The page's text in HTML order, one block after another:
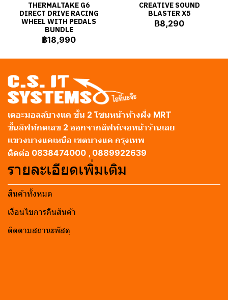
THERMALTAKE G6
DIRECT DRIVE RACING
WHEEL WITH PEDALS
BUNDLE
฿18,990
CREATIVE SOUND
BLASTER X5
฿8,290
เดอะมอลล์บางแค ชั้น 2 โซนหน้าห้างฝั่ง MRT
ขึ้นลิฟท์กดเลข 2 ออกจากลิฟท์เจอหน้าร้านเลย
แขวงบางแคเหนือ เขตบางแค กรุงเทพ
ติดต่อ 0838474000 , 0889922639
รายละเอียดเพิ่มเติม
สินค้าทั้งหมด
เงื่อนไขการคืนสินค้า
ติดตามสถานะพัสดุ